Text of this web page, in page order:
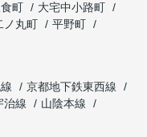
町
大宅中小路町
ノ丸町
平野町
京都地下鉄東西線
治線
山陰本線